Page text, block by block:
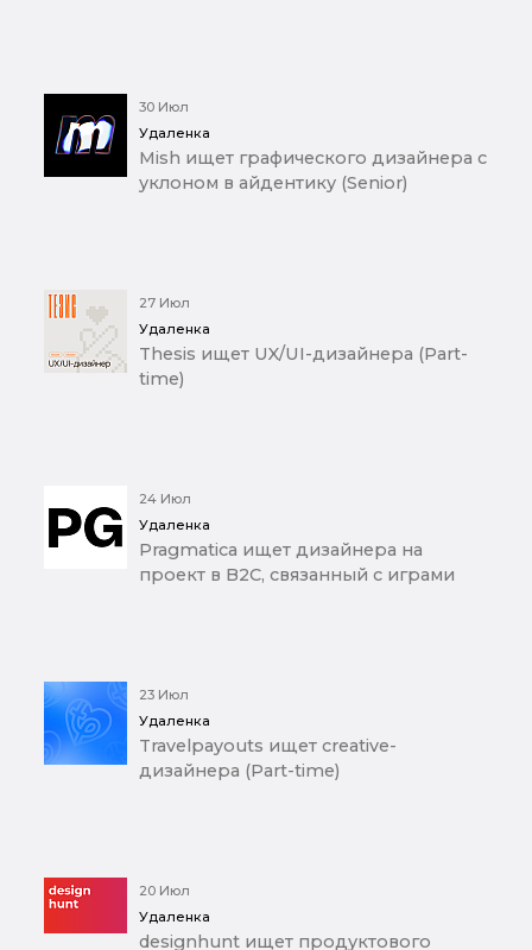
30 Июл
Удаленка
Mish ищет графического дизайнера с
уклоном в айдентику (Senior)
27 Июл
Удаленка
Thesis ищет UX/UI-дизайнера (Part-
time)
24 Июл
Удаленка
Pragmatica ищет дизайнера на
проект в B2C, связанный с играми
23 Июл
Удаленка
Travelpayouts ищет creative-
дизайнера (Part-time)
20 Июл
Удаленка
designhunt ищет продуктового